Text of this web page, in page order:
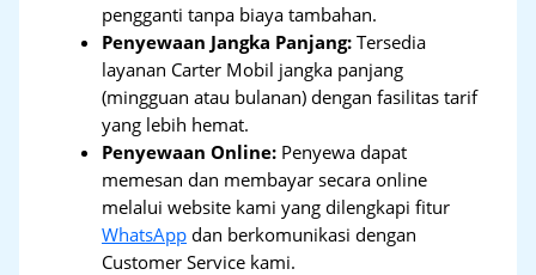
pengganti tanpa biaya tambahan.
Penyewaan Jangka Panjang: Tersedia
layanan Carter Mobil jangka panjang
(mingguan atau bulanan) dengan fasilitas tarif
yang lebih hemat.
Penyewaan Online: Penyewa dapat
memesan dan membayar secara online
melalui website kami yang dilengkapi fitur
WhatsApp dan berkomunikasi dengan
Customer Service kami.